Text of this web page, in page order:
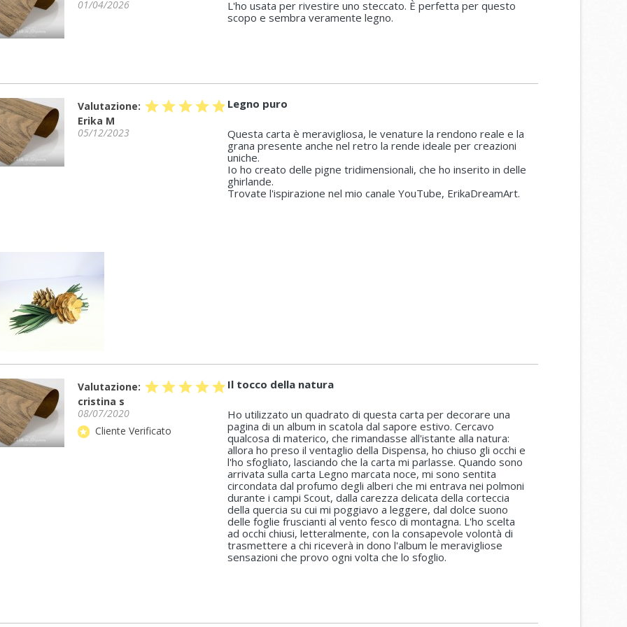
01/04/2026
L'ho usata per rivestire uno steccato. È perfetta per questo
scopo e sembra veramente legno.
Valutazione: starstarstarstarstar
Erika M
05/12/2023
Legno puro
Questa carta è meravigliosa, le venature la rendono reale e la
grana presente anche nel retro la rende ideale per creazioni
uniche.
Io ho creato delle pigne tridimensionali, che ho inserito in delle
ghirlande.
Trovate l'ispirazione nel mio canale YouTube, ErikaDreamArt.
Valutazione: starstarstarstarstar
cristina s
08/07/2020
star Cliente Verificato
Il tocco della natura
Ho utilizzato un quadrato di questa carta per decorare una
pagina di un album in scatola dal sapore estivo. Cercavo
qualcosa di materico, che rimandasse all'istante alla natura:
allora ho preso il ventaglio della Dispensa, ho chiuso gli occhi e
l'ho sfogliato, lasciando che la carta mi parlasse. Quando sono
arrivata sulla carta Legno marcata noce, mi sono sentita
circondata dal profumo degli alberi che mi entrava nei polmoni
durante i campi Scout, dalla carezza delicata della corteccia
della quercia su cui mi poggiavo a leggere, dal dolce suono
delle foglie fruscianti al vento fesco di montagna. L'ho scelta
ad occhi chiusi, letteralmente, con la consapevole volontà di
trasmettere a chi riceverà in dono l'album le meravigliose
sensazioni che provo ogni volta che lo sfoglio.